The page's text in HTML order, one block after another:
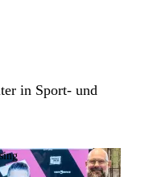
in Sport- und